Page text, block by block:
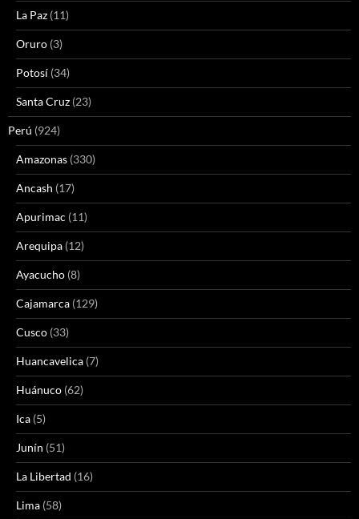
La Paz (11)
Oruro (3)
Potosí (34)
Santa Cruz (23)
Perú (924)
Amazonas (330)
Ancash (17)
Apurimac (11)
Arequipa (12)
Ayacucho (8)
Cajamarca (129)
Cusco (33)
Huancavelica (7)
Huánuco (62)
Ica (5)
Junín (51)
La Libertad (16)
Lima (58)